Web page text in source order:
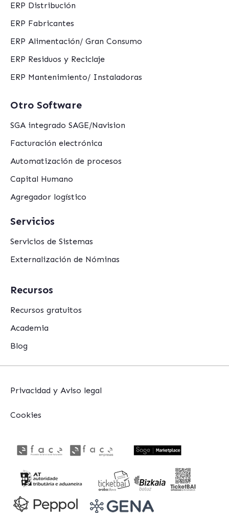
ERP Distribución
ERP Fabricantes
ERP Alimentación/ Gran Consumo
ERP Residuos y Reciclaje
ERP Mantenimiento/ Instaladoras
Otro Software
SGA integrado SAGE/Navision
Facturación electrónica
Automatización de procesos
Capital Humano
Agregador logístico
Servicios
Servicios de Sistemas
Externalización de Nóminas
Recursos
Recursos gratuitos
Academia
Blog
Privacidad y Aviso legal
Cookies